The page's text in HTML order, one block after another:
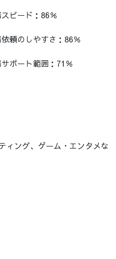
ピード：86％
頼のしやすさ：86％
ポート範囲：71％
ィング、ゲーム・エンタメな